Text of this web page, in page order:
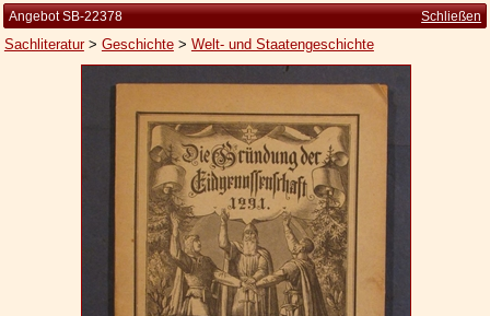
Kleine Kulturgeschichte
Die Brockhaus Auflagen
Die Meyer Auflagen
Angebot SB-22378 Schließen
Sachliteratur> Geschichte> Welt- und Staatengeschichte